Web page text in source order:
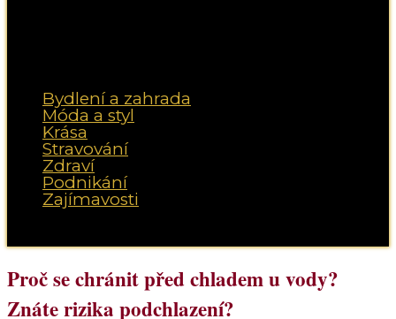
Bydlení a zahrada
Móda a styl
Krása
Stravování
Zdraví
Podnikání
Zajímavosti
Proč se chránit před chladem u vody?
Znáte rizika podchlazení?